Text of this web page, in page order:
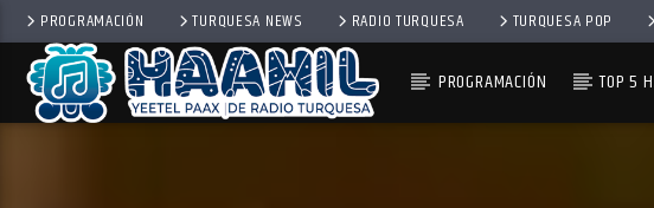
PROGRAMACIÓN TURQUESA NEWS RADIO TURQUESA TURQUESA POP
PROGRAMACIÓN TOP 5